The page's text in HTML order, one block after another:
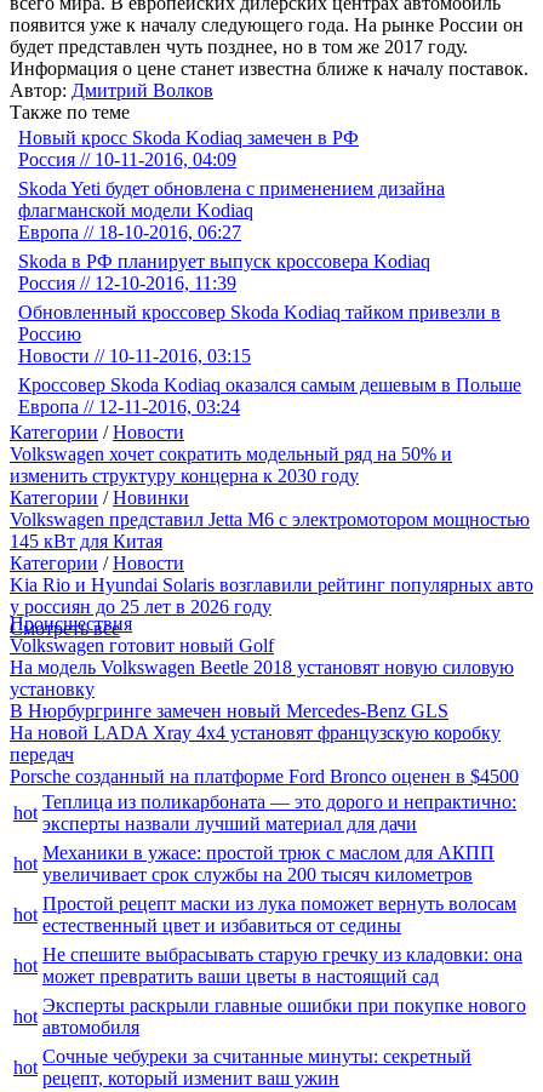
появится уже к началу следующего года. На рынке России он
будет представлен чуть позднее, но в том же 2017 году.
Информация о цене станет известна ближе к началу поставок.
Автор: Дмитрий Волков
Также по теме
Новый кросс Skoda Kodiaq замечен в РФ
Россия // 10-11-2016, 04:09
Skoda Yeti будет обновлена с применением дизайна
флагманской модели Kodiaq
Европа // 18-10-2016, 06:27
Skoda в РФ планирует выпуск кроссовера Kodiaq
Россия // 12-10-2016, 11:39
Обновленный кроссовер Skoda Kodiaq тайком привезли в
Россию
Новости // 10-11-2016, 03:15
Кроссовер Skoda Kodiaq оказался самым дешевым в Польше
Европа // 12-11-2016, 03:24
Категории /Новости
Volkswagen хочет сократить модельный ряд на 50% и
изменить структуру концерна к 2030 году
Категории /Новинки
Volkswagen представил Jetta M6 с электромотором мощностью
145 кВт для Китая
Категории /Новости
Kia Rio и Hyundai Solaris возглавили рейтинг популярных авто
у россиян до 25 лет в 2026 году
Смотреть все
Происшествия
Volkswagen готовит новый Golf
На модель Volkswagen Beetle 2018 установят новую силовую
установку
В Нюрбургринге замечен новый Mercedes-Benz GLS
На новой LADA Xray 4x4 установят французскую коробку
передач
Porsche созданный на платформе Ford Bronco оценен в $4500
hot
Теплица из поликарбоната — это дорого и непрактично:
эксперты назвали лучший материал для дачи
hot
Механики в ужасе: простой трюк с маслом для АКПП
увеличивает срок службы на 200 тысяч километров
hot
Простой рецепт маски из лука поможет вернуть волосам
естественный цвет и избавиться от седины
hot
Не спешите выбрасывать старую гречку из кладовки: она
может превратить ваши цветы в настоящий сад
hot
Эксперты раскрыли главные ошибки при покупке нового
автомобиля
hot
Сочные чебуреки за считанные минуты: секретный
рецепт, который изменит ваш ужин